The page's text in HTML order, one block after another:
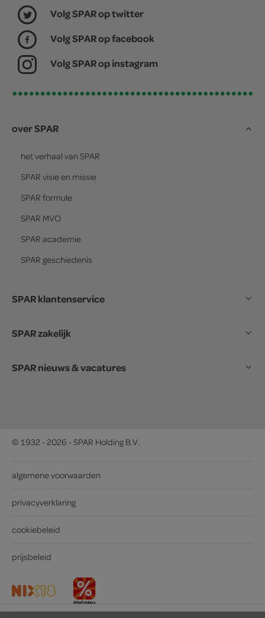
Volg SPAR op twitter
Volg SPAR op facebook
Volg SPAR op instagram
over SPAR
het verhaal van SPAR
SPAR visie en missie
SPAR formule
SPAR MVO
SPAR academie
SPAR geschiedenis
SPAR klantenservice
SPAR zakelijk
SPAR nieuws & vacatures
© 1932 - 2026 - SPAR Holding B.V.
algemene voorwaarden
privacyverklaring
cookiebeleid
prijsbeleid